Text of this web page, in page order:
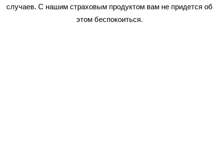
случаев. С нашим страховым продуктом вам не придется об
этом беспокоиться.